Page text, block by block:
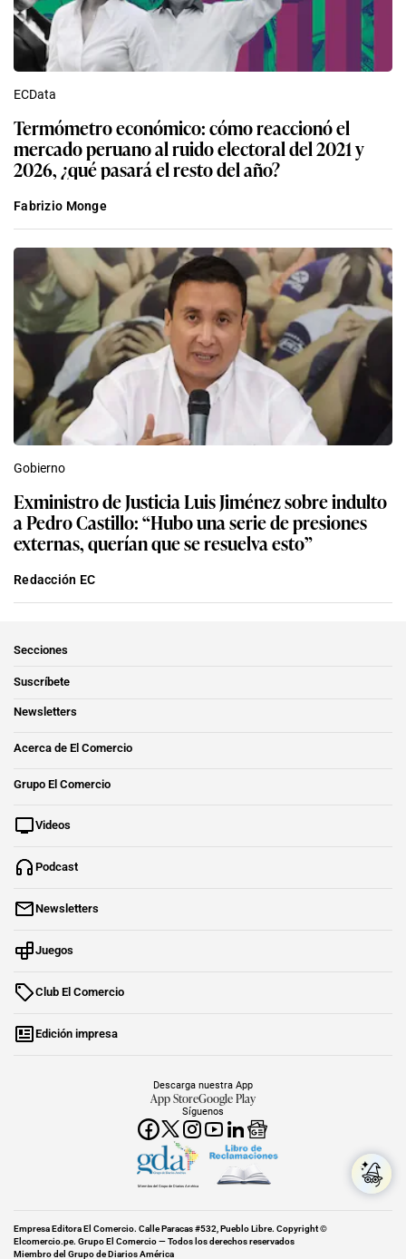
ECData
Termómetro económico: cómo reaccionó el
mercado peruano al ruido electoral del 2021 y
2026, ¿qué pasará el resto del año?
Fabrizio Monge
Gobierno
Exministro de Justicia Luis Jiménez sobre indulto
a Pedro Castillo: “Hubo una serie de presiones
externas, querían que se resuelva esto”
Redacción EC
Secciones
Suscríbete
Newsletters
Acerca de El Comercio
Grupo El Comercio
Videos
Podcast
Newsletters
Juegos
Club El Comercio
Edición impresa
Síguenos
Descarga nuestra App
App StoreGoogle Play
Miembro del Grupo de Diarios América
Empresa Editora El Comercio. Calle Paracas #532, Pueblo Libre. Copyright ©
Elcomercio.pe. Grupo El Comercio — Todos los derechos reservados
Miembro del Grupo de Diarios América